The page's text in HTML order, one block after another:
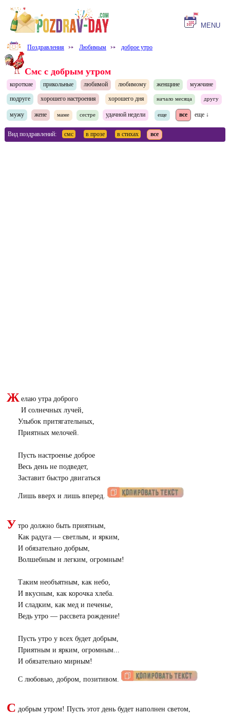
MENU
Поздравления ⤐ Любимым ⤐ доброе утро
Смс с добрым утром
короткие прикольные любимой любимому женщине мужчине
подруге хорошего настроения хорошего дня начало месяца другу
мужу жене маме сестре удачной недели еще все еще ↓
Вид поздравлений: смс в прозе в стихах все
Ж елаю утра доброго
И солнечных лучей,
Улыбок притягательных,
Приятных мелочей.
Пусть настроенье доброе
Весь день не подведет,
Заставит быстро двигаться
Лишь вверх и лишь вперед.
У тро должно быть приятным,
Как радуга — светлым, и ярким,
И обязательно добрым,
Волшебным и легким, огромным!
Таким необъятным, как небо,
И вкусным, как корочка хлеба.
И сладким, как мед и печенье,
Ведь утро — рассвета рождение!
Пусть утро у всех будет добрым,
Приятным и ярким, огромным...
И обязательно мирным!
С любовью, добром, позитивом.
С добрым утром! Пусть этот день будет наполнен светом,